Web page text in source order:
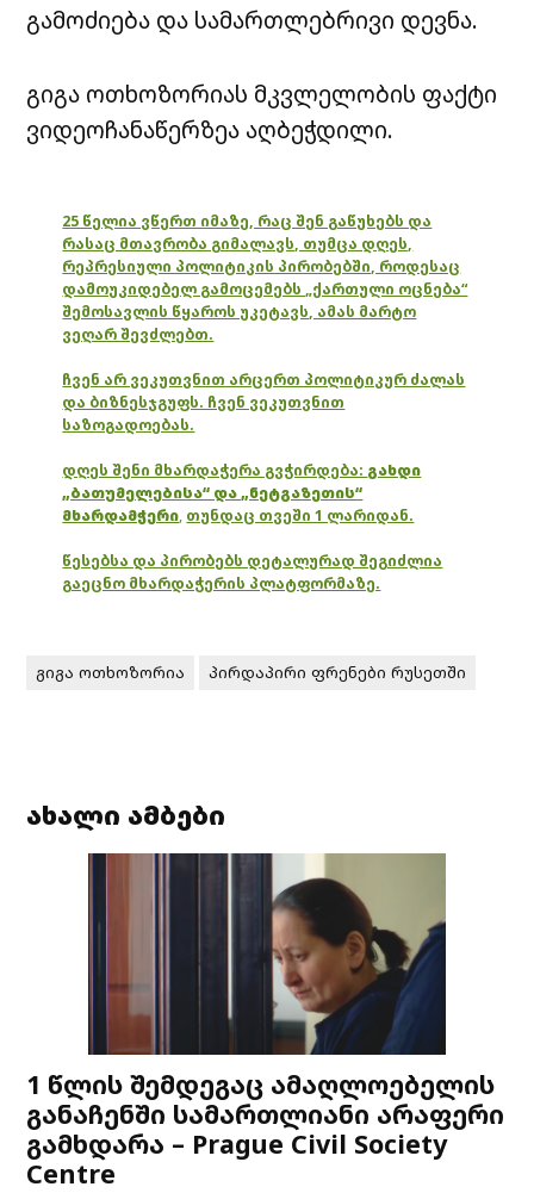
გამოძიება და სამართლებრივი დევნა.
გიგა ოთხოზორიას მკვლელობის ფაქტი
ვიდეოჩანაწერზეა აღბეჭდილი.
25 წელია ვწერთ იმაზე, რაც შენ გაწუხებს და
რასაც მთავრობა გიმალავს, თუმცა დღეს,
რეპრესიული პოლიტიკის პირობებში, როდესაც
დამოუკიდებელ გამოცემებს „ქართული ოცნება“
შემოსავლის წყაროს უკეტავს, ამას მარტო
ვეღარ შევძლებთ.
ჩვენ არ ვეკუთვნით არცერთ პოლიტიკურ ძალას
და ბიზნესჯგუფს. ჩვენ ვეკუთვნით
საზოგადოებას.
დღეს შენი მხარდაჭერა გვჭირდება: გახდი
„ბათუმელებისა“ და „ნეტგაზეთის“
მხარდამჭერი, თუნდაც თვეში 1 ლარიდან.
წესებსა და პირობებს დეტალურად შეგიძლია
გაეცნო მხარდაჭერის პლატფორმაზე.
გიგა ოთხოზორია პირდაპირი ფრენები რუსეთში
ახალი ამბები
1 წლის შემდეგაც ამაღლოებელის
განაჩენში სამართლიანი არაფერი
გამხდარა – Prague Civil Society
Centre